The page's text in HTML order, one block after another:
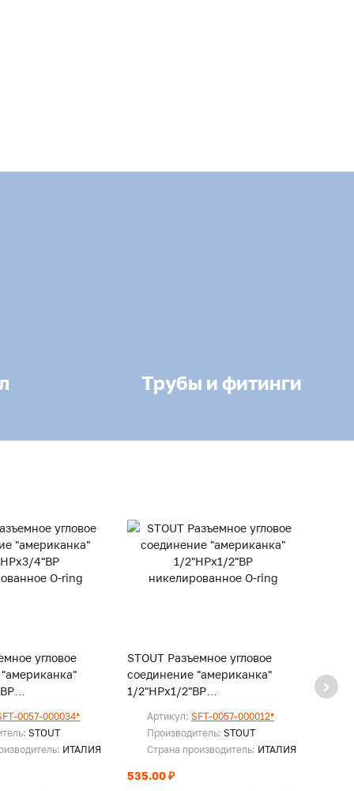
Трубы и фитинги
угловое
0057-000034*
STOUT
ИТАЛИЯ
STOUT Разъемное угловое
соединение "американка"
1/2"НРx1/2"ВР
Артикул:SFT-0057-000012*
Производитель:STOUT
Страна производитель: ИТАЛИЯ
535.00 ₽
1/